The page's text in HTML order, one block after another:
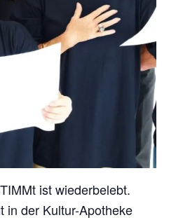
ist wiederbelebt.
in der Kultur-Apotheke